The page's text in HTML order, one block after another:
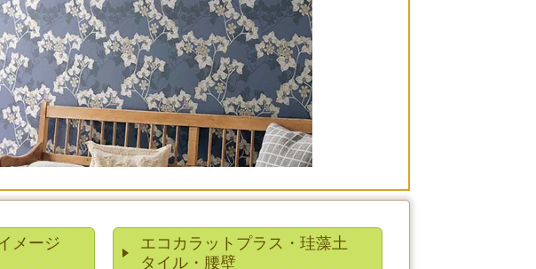
メージ
エコカラットプラス・珪藻土
タイル・腰壁